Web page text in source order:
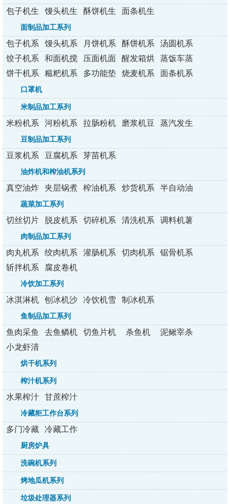
包子机生
产线
馒头机生
产线
酥饼机生
面条机生
面制品加工系列
包子机系
列
馒头机系
列
月饼机系
列
酥饼机系
列
汤圆机系
列
饺子机系
列
和面机搅
拌机
压面机面
条机
醒发箱烘
烤炉
蒸饭车蒸
包炉
饼干机系
列
糍粑机系
多功能垫
烧麦机系
面条机系
口罩机
米制品加工系列
米粉机系
列
河粉机系
列
拉肠粉机
磨浆机豆
蒸汽发生
豆制品加工系列
豆浆机系
列
豆腐机系
列
芽苗机系
油炸机和榨油机系列
真空油炸
机
夹层锅煮
锅
榨油机系
炒货机系
半自动油
蔬菜加工系列
切丝切片
切丁机
脱皮机系
列
切碎机系
清洗机系
调料机薯
肉制品加工系列
肉丸机系
列
绞肉机系
列
灌肠机系
切肉机系
锯骨机系
斩拌机系
列
腐皮卷机
冷饮加工系列
冰淇淋机
系列
刨冰机沙
冰机
冷饮机雪
制冰机系
鱼制品加工系列
鱼肉采鱼
机
去鱼鳞机 切鱼片机 杀鱼机
泥鳅宰杀
小龙虾清
洗机
烘干机系列
榨汁机系列
水果榨汁
机系列
甘蔗榨汁
机系列
冷藏柜工作台系列
多门冷藏
柜系列
冷藏工作
厨房炉具
洗碗机系列
烤地瓜机系列
垃圾处理器系列